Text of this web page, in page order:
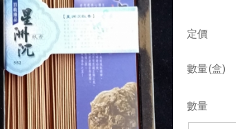
定價
數量(盒)
數量